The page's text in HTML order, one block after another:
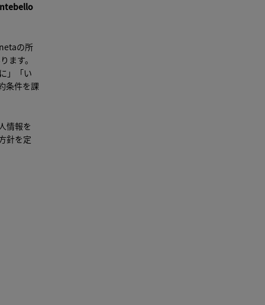
の所
ます。
」「い
条件を課
情報を
針を定